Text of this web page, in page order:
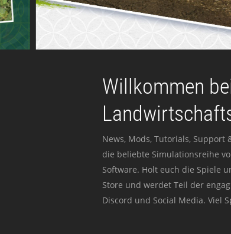
Willkommen
News, Mods, Tutorials,
die beliebte Simulationsreihe
Software. Holt euch die Spiele
Store und werdet Teil der
Discord und Social Media. Viel